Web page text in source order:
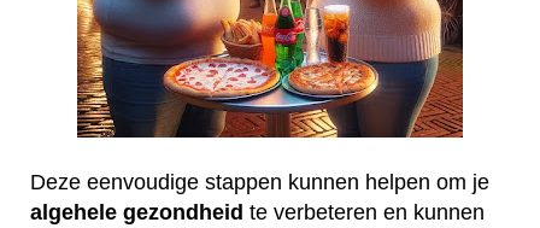
Deze eenvoudige stappen kunnen helpen om je
algehele gezondheid te verbeteren en kunnen